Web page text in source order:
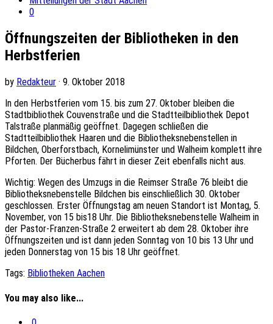
0
Öffnungszeiten der Bibliotheken in den
Herbstferien
by Redakteur · 9. Oktober 2018
In den Herbstferien vom 15. bis zum 27. Oktober bleiben die
Stadtbibliothek Couvenstraße und die Stadtteilbibliothek Depot
Talstraße planmäßig geöffnet. Dagegen schließen die
Stadtteilbibliothek Haaren und die Bibliotheksnebenstellen in
Bildchen, Oberforstbach, Kornelimünster und Walheim komplett ihre
Pforten. Der Bücherbus fährt in dieser Zeit ebenfalls nicht aus.
Wichtig: Wegen des Umzugs in die Reimser Straße 76 bleibt die
Bibliotheksnebenstelle Bildchen bis einschließlich 30. Oktober
geschlossen. Erster Öffnungstag am neuen Standort ist Montag, 5.
November, von 15 bis18 Uhr. Die Bibliotheksnebenstelle Walheim in
der Pastor-Franzen-Straße 2 erweitert ab dem 28. Oktober ihre
Öffnungszeiten und ist dann jeden Sonntag von 10 bis 13 Uhr und
jeden Donnerstag von 15 bis 18 Uhr geöffnet.
Tags: Bibliotheken Aachen
You may also like...